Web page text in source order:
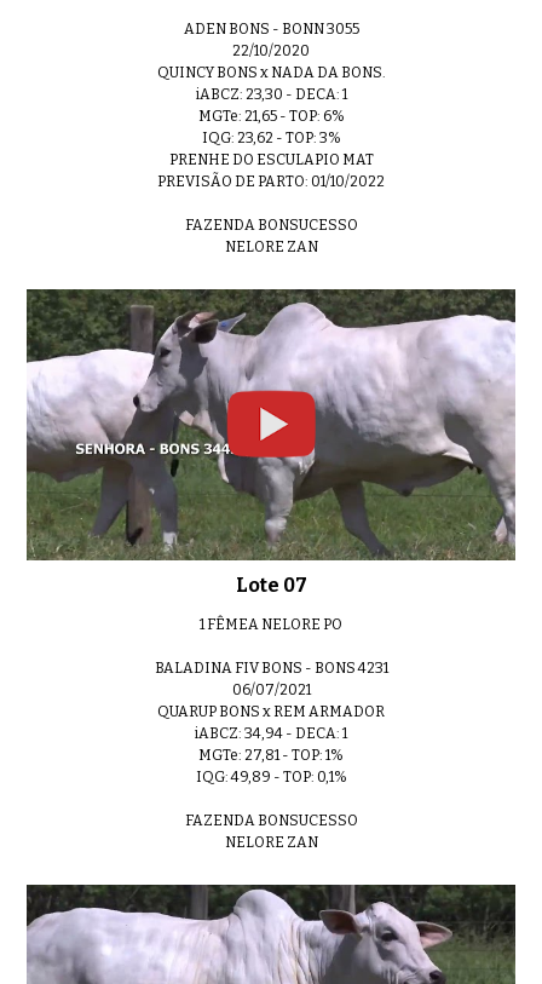
ADEN BONS - BONN 3055
22/10/2020
QUINCY BONS x NADA DA BONS.
iABCZ: 23,30 - DECA: 1
MGTe: 21,65 - TOP: 6%
IQG: 23,62 - TOP: 3%
PRENHE DO ESCULAPIO MAT
PREVISÃO DE PARTO: 01/10/2022
FAZENDA BONSUCESSO
NELORE ZAN
Lote 07
1 FÊMEA NELORE PO
BALADINA FIV BONS - BONS 4231
06/07/2021
QUARUP BONS x REM ARMADOR
iABCZ: 34,94 - DECA: 1
MGTe: 27,81 - TOP: 1%
IQG: 49,89 - TOP: 0,1%
FAZENDA BONSUCESSO
NELORE ZAN